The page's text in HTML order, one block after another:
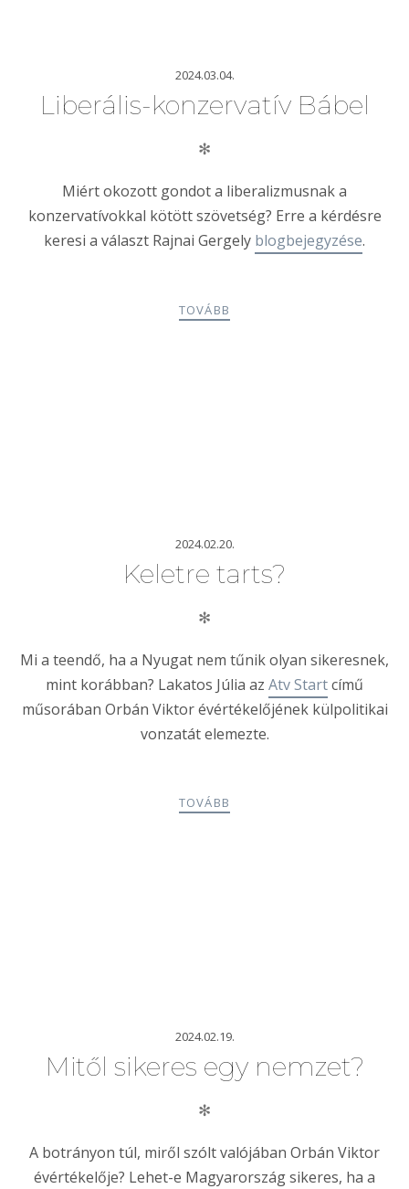
2024.03.04.
Liberális-konzervatív Bábel
✻
Miért okozott gondot a liberalizmusnak a
konzervatívokkal kötött szövetség? Erre a kérdésre
keresi a választ Rajnai Gergely blogbejegyzése.
TOVÁBB
2024.02.20.
Keletre tarts?
✻
Mi a teendő, ha a Nyugat nem tűnik olyan sikeresnek,
mint korábban? Lakatos Júlia az Atv Startcímű
műsorában Orbán Viktor évértékelőjének külpolitikai
vonzatát elemezte.
TOVÁBB
2024.02.19.
Mitől sikeres egy nemzet?
✻
A botrányon túl, miről szólt valójában Orbán Viktor
évértékelője? Lehet-e Magyarország sikeres, ha a